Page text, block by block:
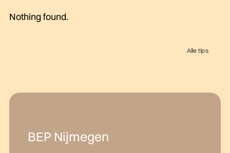
Nothing found.
Alle tips
BEP Nijmegen